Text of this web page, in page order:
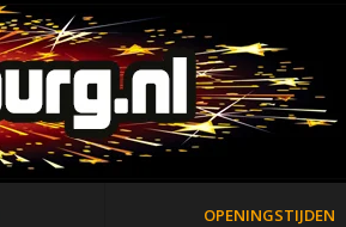
OPENINGSTIJDEN